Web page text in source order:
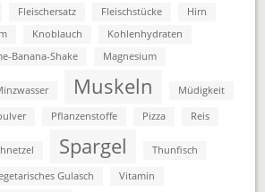
Fleischersatz Fleischstücke
Hirn
Knoblauch
Kohlenhydraten
Banana-Shake Magnesium
Muskeln Müdigkeit
Pflanzenstoffe Pizza Reis
Spargel Thunfisch
Gulasch Vitamin